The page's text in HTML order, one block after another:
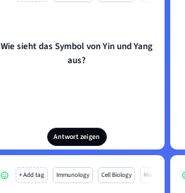
Wie sieht das Symbol von Yin und Yang
aus?
Antwort zeigen
+ Add tag Immunology Cell Biology Mo